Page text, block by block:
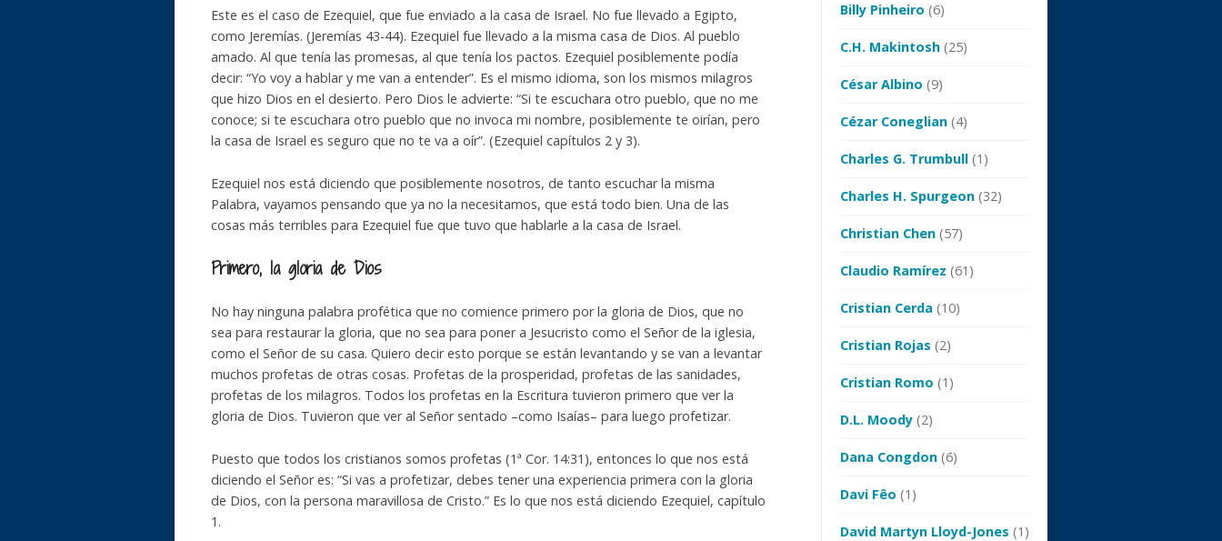
Este es el caso de Ezequiel, que fue enviado a la casa de Israel. No fue llevado a Egipto,
como Jeremías. (Jeremías 43-44). Ezequiel fue llevado a la misma casa de Dios. Al pueblo
amado. Al que tenía las promesas, al que tenía los pactos. Ezequiel posiblemente podía
decir: “Yo voy a hablar y me van a entender”. Es el mismo idioma, son los mismos milagros
que hizo Dios en el desierto. Pero Dios le advierte: “Si te escuchara otro pueblo, que no me
conoce; si te escuchara otro pueblo que no invoca mi nombre, posiblemente te oirían, pero
la casa de Israel es seguro que no te va a oír”. (Ezequiel capítulos 2 y 3).
Ezequiel nos está diciendo que posiblemente nosotros, de tanto escuchar la misma
Palabra, vayamos pensando que ya no la necesitamos, que está todo bien. Una de las
cosas más terribles para Ezequiel fue que tuvo que hablarle a la casa de Israel.
Primero, la gloria de Dios
No hay ninguna palabra profética que no comience primero por la gloria de Dios, que no
sea para restaurar la gloria, que no sea para poner a Jesucristo como el Señor de la iglesia,
como el Señor de su casa. Quiero decir esto porque se están levantando y se van a levantar
muchos profetas de otras cosas. Profetas de la prosperidad, profetas de las sanidades,
profetas de los milagros. Todos los profetas en la Escritura tuvieron primero que ver la
gloria de Dios. Tuvieron que ver al Señor sentado –como Isaías– para luego profetizar.
Puesto que todos los cristianos somos profetas (1ª Cor. 14:31), entonces lo que nos está
diciendo el Señor es: “Si vas a profetizar, debes tener una experiencia primera con la gloria
de Dios, con la persona maravillosa de Cristo.” Es lo que nos está diciendo Ezequiel, capítulo
1.
Billy Pinheiro (6)
C.H. Makintosh (25)
César Albino (9)
Cézar Coneglian (4)
Charles G. Trumbull (1)
Charles H. Spurgeon (32)
Christian Chen (57)
Claudio Ramírez (61)
Cristian Cerda (10)
Cristian Rojas (2)
Cristian Romo (1)
D.L. Moody (2)
Dana Congdon (6)
Davi Fêo (1)
David Martyn Lloyd-Jones (1)